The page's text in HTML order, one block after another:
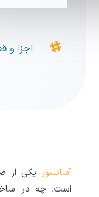
 اجزا و
آسانسور یکی از
است. چه در